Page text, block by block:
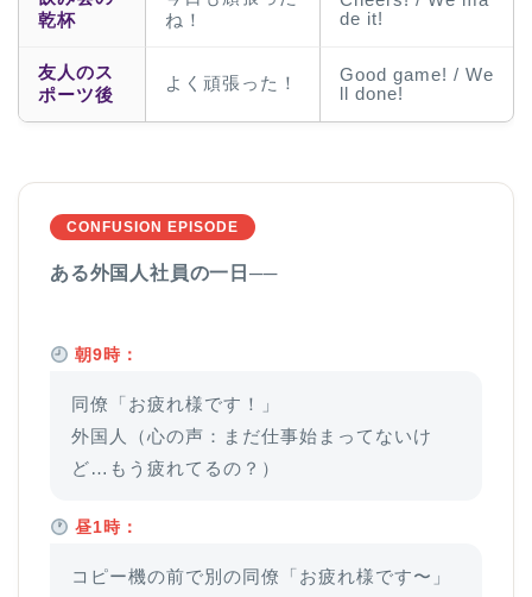
乾杯
ね！
de it!
友人のス
ポーツ後
よく頑張った！
Good game! / We
ll done!
CONFUSION EPISODE
ある外国人社員の一日──
朝9時：
同僚「お疲れ様です！」
外国人（心の声：まだ仕事始まってないけ
ど…もう疲れてるの？）
昼1時：
コピー機の前で別の同僚「お疲れ様です〜」